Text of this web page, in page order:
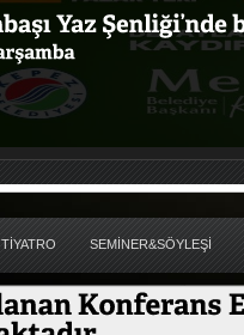
TİYATRO SEMİNER&SÖYLEŞİ